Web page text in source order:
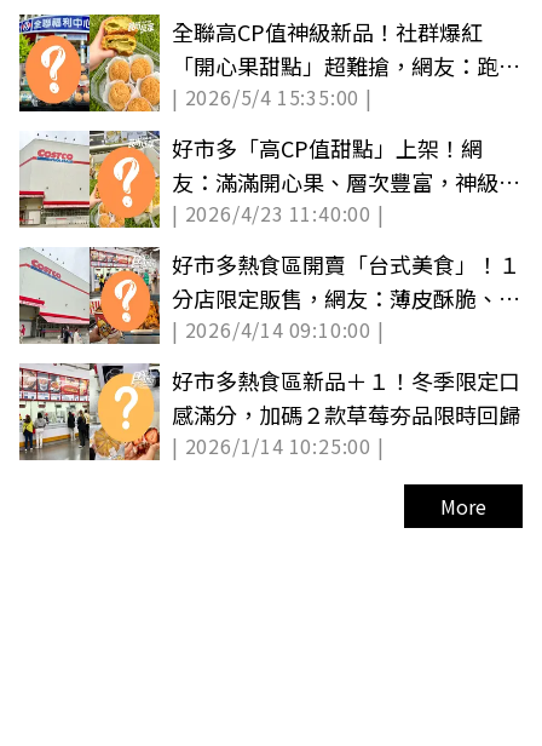
全聯高CP值神級新品！社群爆紅
「開心果甜點」超難搶，網友：跑了
10家都沒有
| 2026/5/4 15:35:00 |
好市多「高CP值甜點」上架！網
友：滿滿開心果、層次豐富，神級吃
法像霜淇淋
| 2026/4/23 11:40:00 |
好市多熱食區開賣「台式美食」！１
分店限定販售，網友：薄皮酥脆、鹹
香好吃
| 2026/4/14 09:10:00 |
好市多熱食區新品＋１！冬季限定口
感滿分，加碼２款草莓夯品限時回歸
| 2026/1/14 10:25:00 |
More